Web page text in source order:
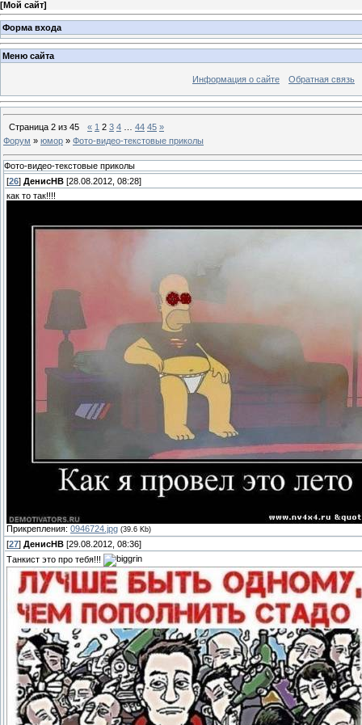
[Мой сайт]
Форма входа
Меню сайта
Информация о сайте Обратная связь
Страница 2 из 45 « 1 2 3 4 44 45 »
Форум » юмор » Фото-видео-текстовые приколы
Фото-видео-текстовые приколы
[26] ДенисНВ [28.08.2012, 08:28]
как то так!!!!
Прикрепления: 0946724.jpg (39.6 Kb)
[27] ДенисНВ [29.08.2012, 08:36]
Танкист это про тебя!!!